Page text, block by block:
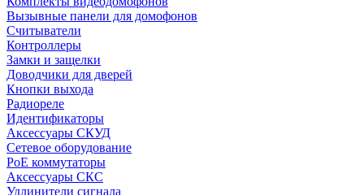
Вызывные панели для домофонов
Считыватели
Контроллеры
Замки и защелки
Доводчики для дверей
Кнопки выхода
Радиореле
Идентификаторы
Аксессуары СКУД
Сетевое оборудование
PoE коммутаторы
Аксессуары СКС
Удлинители сигнала